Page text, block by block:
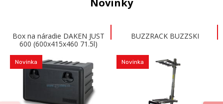
Novinky
Box na náradie DAKEN JUST
600 (600x415x460 71.5l)
Novinka
BUZZRACK BUZZSKI
Novinka